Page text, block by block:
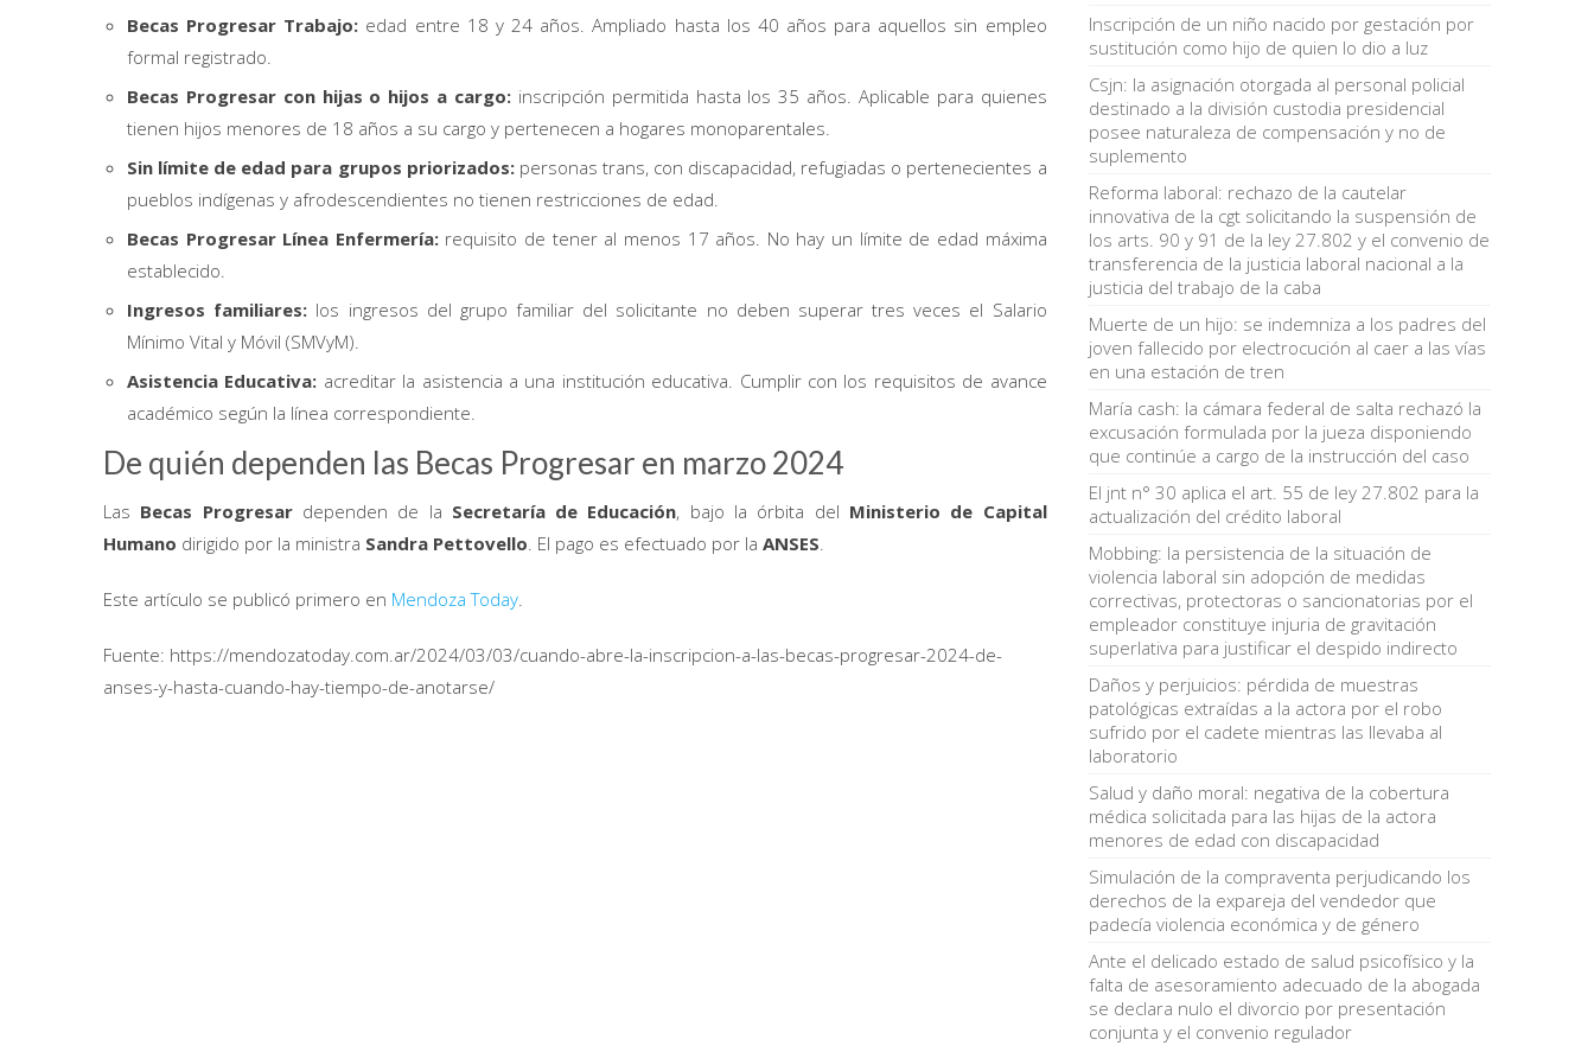
Becas Progresar Trabajo: edad entre 18 y 24 años. Ampliado hasta los 40 años para aquellos sin empleo
formal registrado.
Becas Progresar con hijas o hijos a cargo:inscripción permitida hasta los 35 años. Aplicable para quienes
tienen hijos menores de 18 años a su cargo y pertenecen a hogares monoparentales.
Sin límite de edad para grupos priorizados:personas trans, con discapacidad, refugiadas o pertenecientes a
pueblos indígenas y afrodescendientes no tienen restricciones de edad.
Becas Progresar Línea Enfermería:requisito de tener al menos 17 años. No hay un límite de edad máxima
establecido.
Ingresos familiares: los ingresos del grupo familiar del solicitante no deben superar tres veces el Salario
Mínimo Vital y Móvil (SMVyM).
Asistencia Educativa: acreditar la asistencia a una institución educativa. Cumplir con los requisitos de avance
académico según la línea correspondiente.
De quién dependen las Becas Progresar en marzo 2024
Las Becas Progresardependen de la Secretaría de Educación, bajo la órbita del Ministerio de Capital
Humano dirigido por la ministra Sandra Pettovello. El pago es efectuado por la ANSES.
Este artículo se publicó primero en Mendoza Today.
Fuente: https://mendozatoday.com.ar/2024/03/03/cuando-abre-la-inscripcion-a-las-becas-progresar-2024-de-
anses-y-hasta-cuando-hay-tiempo-de-anotarse/
Inscripción de un niño nacido por gestación por
sustitución como hijo de quien lo dio a luz
Csjn: la asignación otorgada al personal policial
destinado a la división custodia presidencial
posee naturaleza de compensación y no de
suplemento
Reforma laboral: rechazo de la cautelar
innovativa de la cgt solicitando la suspensión de
los arts. 90 y 91 de la ley 27.802 y el convenio de
transferencia de la justicia laboral nacional a la
justicia del trabajo de la caba
Muerte de un hijo: se indemniza a los padres del
joven fallecido por electrocución al caer a las vías
en una estación de tren
María cash: la cámara federal de salta rechazó la
excusación formulada por la jueza disponiendo
que continúe a cargo de la instrucción del caso
El jnt n° 30 aplica el art. 55 de ley 27.802 para la
actualización del crédito laboral
Mobbing: la persistencia de la situación de
violencia laboral sin adopción de medidas
correctivas, protectoras o sancionatorias por el
empleador constituye injuria de gravitación
superlativa para justificar el despido indirecto
Daños y perjuicios: pérdida de muestras
patológicas extraídas a la actora por el robo
sufrido por el cadete mientras las llevaba al
laboratorio
Salud y daño moral: negativa de la cobertura
médica solicitada para las hijas de la actora
menores de edad con discapacidad
Simulación de la compraventa perjudicando los
derechos de la expareja del vendedor que
padecía violencia económica y de género
Ante el delicado estado de salud psicofísico y la
falta de asesoramiento adecuado de la abogada
se declara nulo el divorcio por presentación
conjunta y el convenio regulador